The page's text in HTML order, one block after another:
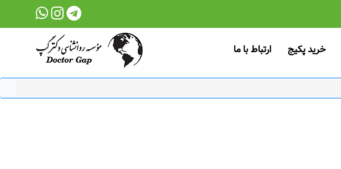
خرید پکیج ارتباط با ما